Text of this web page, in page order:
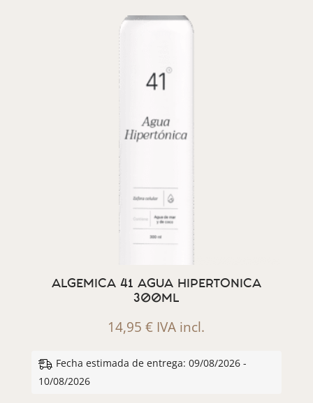
ALGEMICA 41 AGUA HIPERTONICA
300ML
14,95€ IVA incl.
Fecha estimada de entrega: 09/08/2026 -
10/08/2026